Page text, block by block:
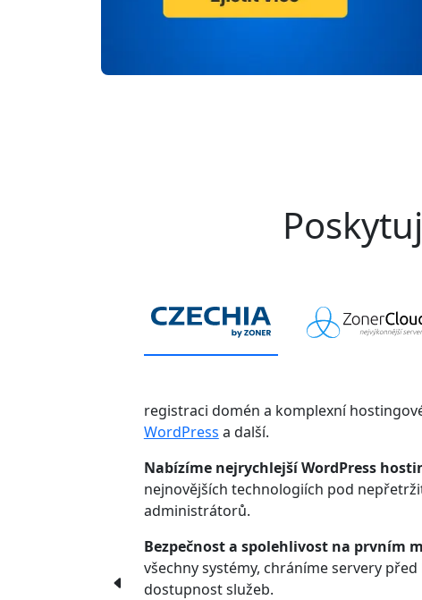
registraci domén a komplexní
WordPress a další.
Nabízíme nejrychlejší WordPress
nejnovějších technologiích pod
administrátorů.
Bezpečnost a spolehlivost na prvním
všechny systémy, chráníme servery
dostupnost služeb.